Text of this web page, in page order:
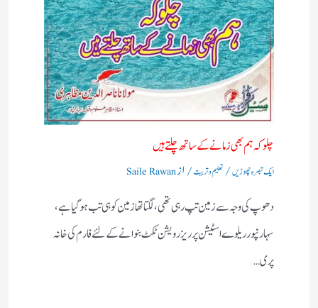
چلو کہ ہم بھی زمانے کے ساتھ چلتے ہیں
ایک تبصرہ چھوڑیں/ تعلیم و تربیت/ ازSaile Rawan
دھوپ کی وجہ سے زمین تپ رہی تھی، لگتا تھازمین کوہی تب ہوگیا ہے،
سہارنپورریلوے اسٹیشن پرریزرویشن ٹکٹ بنوانے کے لئے فارم کی خانہ
پری…